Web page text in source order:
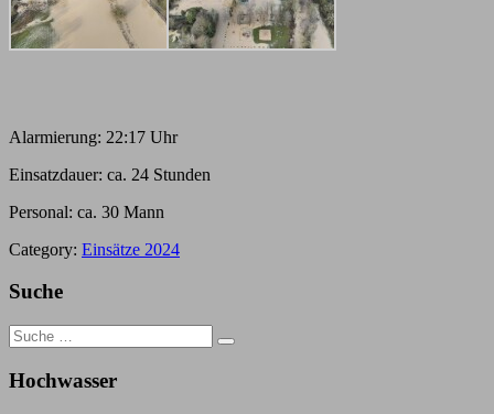
Alarmierung: 22:17 Uhr
Einsatzdauer: ca. 24 Stunden
Personal: ca. 30 Mann
Category: Einsätze 2024
Suche
Search
for:
Hochwasser